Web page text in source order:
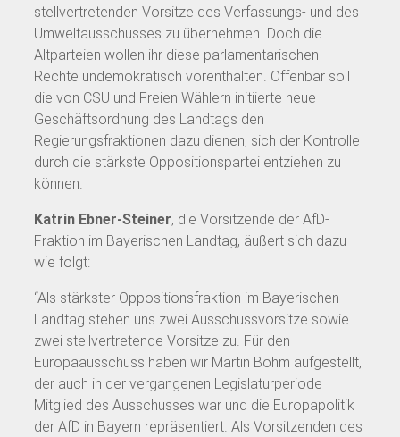
stellvertretenden Vorsitze des Verfassungs- und des
Umweltausschusses zu übernehmen. Doch die
Altparteien wollen ihr diese parlamentarischen
Rechte undemokratisch vorenthalten. Offenbar soll
die von CSU und Freien Wählern initiierte neue
Geschäftsordnung des Landtags den
Regierungsfraktionen dazu dienen, sich der Kontrolle
durch die stärkste Oppositionspartei entziehen zu
können.
Katrin Ebner-Steiner, die Vorsitzende der AfD-
Fraktion im Bayerischen Landtag, äußert sich dazu
wie folgt:
“Als stärkster Oppositionsfraktion im Bayerischen
Landtag stehen uns zwei Ausschussvorsitze sowie
zwei stellvertretende Vorsitze zu. Für den
Europaausschuss haben wir Martin Böhm aufgestellt,
der auch in der vergangenen Legislaturperiode
Mitglied des Ausschusses war und die Europapolitik
der AfD in Bayern repräsentiert. Als Vorsitzenden des